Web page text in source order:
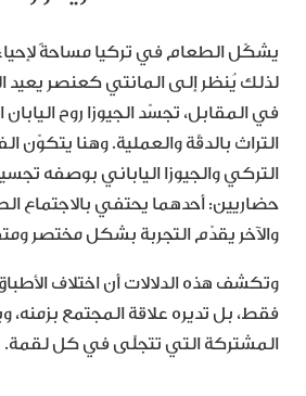
يشكّل الطعام في تركيا مساحةً لإحياء
لذلك يُنظر إلى المانتي كعنصر يعيد
في المقابل، تجسّد الجيوزا روح اليابان
التراث بالدقّة والعملية. وهنا يتكوّن
التركي والجيوزا الياباني بوصفه
حضاريين: أحدهما يحتفي بالاجتماع
والآخر يقدّم التجربة بشكل مختصر
وتكشف هذه الدلالات أن اختلاف
فقط، بل تديره علاقة المجتمع بزمنه،
المشتركة التي تتجلّى في كل لقمة.